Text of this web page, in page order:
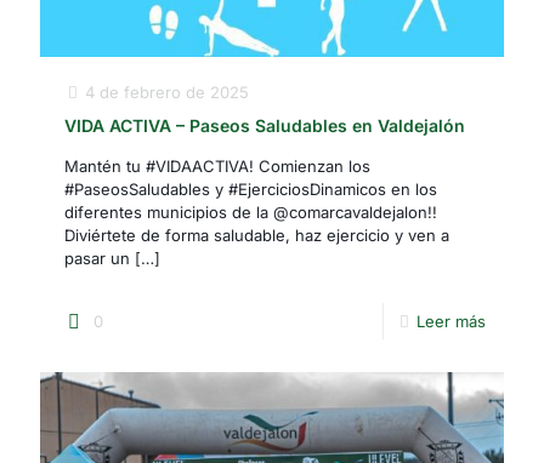
4 de febrero de 2025
VIDA ACTIVA – Paseos Saludables en Valdejalón
Mantén tu #VIDAACTIVA! Comienzan los
#PaseosSaludables y #EjerciciosDinamicos en los
diferentes municipios de la @comarcavaldejalon!!
Diviértete de forma saludable, haz ejercicio y ven a
pasar un […]
0 Leer más